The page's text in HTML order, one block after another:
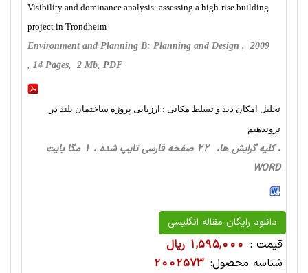
Visibility and dominance analysis: assessing a high-rise building
project in Trondheim
Environment and Planning B: Planning and Design , 2009
, 14 Pages, 2 Mb, PDF
تحلیل امکان دید و تسلط مکانی : ارزیابی پروژه ساختمان بلند در
تروندهیم
، کلیه گرایش ها، 22 صفحه فارسی تایپ شده ، 1 مگا بایت
WORD
دانلود رایگان مقاله انگلیسی
قیمت : 1,595,000 ریال
شناسه محصول: 2002573